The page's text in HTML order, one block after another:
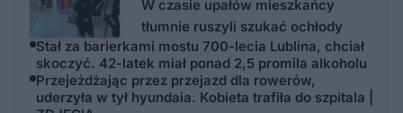
W czasie upałów mieszkańcy
tłumnie ruszyli szukać ochłody
Stał za barierkami mostu 700-lecia Lublina, chciał
skoczyć. 42-latek miał ponad 2,5 promila alkoholu
Przejeżdżając przez przejazd dla rowerów,
uderzyła w tył hyundaia. Kobieta trafiła do szpitala |